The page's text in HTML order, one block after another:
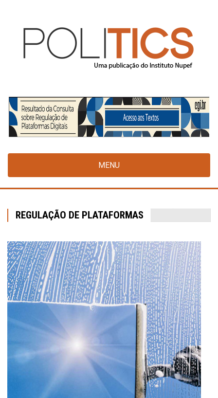
MENU
REGULAÇÃO DE PLATAFORMAS